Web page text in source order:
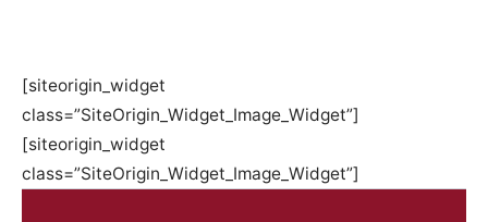
[siteorigin_widget
class=”SiteOrigin_Widget_Image_Widget”]
[siteorigin_widget
class=”SiteOrigin_Widget_Image_Widget”]